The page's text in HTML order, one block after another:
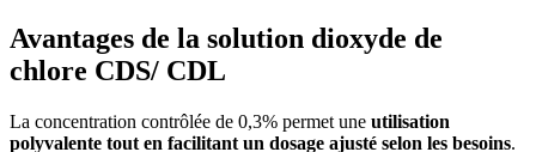
Avantages de la solution dioxyde de
chlore CDS/ CDL
La concentration contrôlée de 0,3% permet une utilisation
polyvalente tout en facilitant un dosage ajusté selon les besoins.